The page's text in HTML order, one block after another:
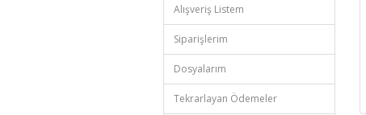
Alışveriş Listem
Siparişlerim
Dosyalarım
Tekrarlayan Ödemeler